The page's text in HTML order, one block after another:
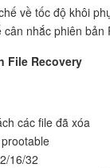
về tốc độ khôi
nhắc phiên bản
File Recovery
các file đã xóa
16/32